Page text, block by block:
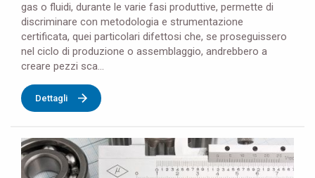
gas o fluidi, durante le varie fasi produttive, permette di
discriminare con metodologia e strumentazione
certificata, quei particolari difettosi che, se proseguissero
nel ciclo di produzione o assemblaggio, andrebbero a
creare pezzi sca...
Dettagli